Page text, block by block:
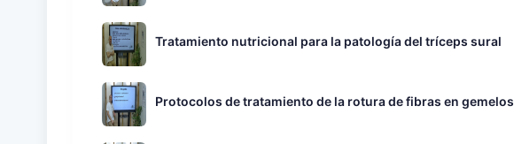
Tratamiento nutricional para la patología del tríceps sural
Protocolos de tratamiento de la rotura de fibras en gemelos